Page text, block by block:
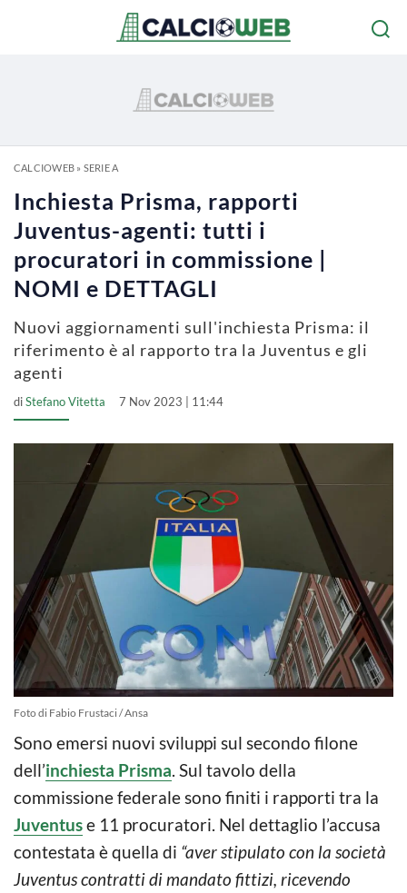
CALCIOWEB» SERIE A
Inchiesta Prisma, rapporti
Juventus-agenti: tutti i
procuratori in commissione |
NOMI e DETTAGLI
Nuovi aggiornamenti sull'inchiesta Prisma: il
riferimento è al rapporto tra la Juventus e gli
agenti
diStefano Vitetta 7 Nov 2023 | 11:44
Foto di Fabio Frustaci / Ansa
Sono emersi nuovi sviluppi sul secondo filone
dell’inchiesta Prisma. Sul tavolo della
commissione federale sono finiti i rapporti tra la
Juventuse 11 procuratori. Nel dettaglio l’accusa
contestata è quella di “aver stipulato con la società
Juventus contratti di mandato fittizi, ricevendo